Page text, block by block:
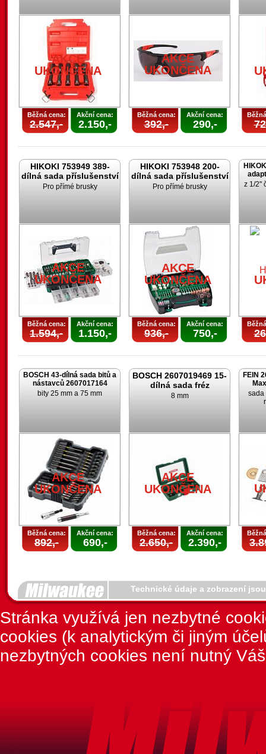
AKCE
UKONČENA
Běžná cena:
2.547,-
Akční cena:
2.150,-
AKCE
UKONČENA
Běžná cena:
392,-
Akční cena:
290,-
HIKOKI 753949 389-
dílná sada příslušenství
Pro přímé brusky
AKCE
UKONČENA
Běžná cena:
1.594,-
Akční cena:
1.150,-
HIKOKI 753948 200-
dílná sada příslušenství
Pro přímé brusky
AKCE
UKONČENA
Běžná cena:
936,-
Akční cena:
750,-
z 1/2"
BOSCH 43-dílná sada bitů a
nástavců 2607017164
bity 25 mm a 75 mm
AKCE
UKONČENA
Běžná cena:
892,-
Akční cena:
690,-
BOSCH 2607019469 15-
dílná sada fréz
8 mm
AKCE
UKONČENA
Běžná cena:
2.650,-
Akční cena:
2.390,-
FEIN
sada
Technické údaje a zobrazení
Stránka využívá jen nezbytné
cookies (k analytickým či jiným
nezbytných cookies není nutný